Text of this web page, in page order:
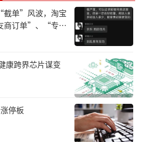
一种安全保障措施，可以在
保障、意外赔偿、财物保护等
成为了旅行爱好者出门的“必
产品都有一定的保障范围，
截单”风波，淘宝
商订单”、“专挑
康跨界芯片谋变
停板